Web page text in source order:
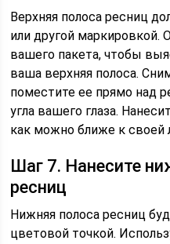
Верхняя полоса ресниц
или другой маркировкой.
вашего пакета, чтобы
ваша верхняя полоса.
поместите ее прямо над
угла вашего глаза.
как можно ближе к своей
Шаг 7. Нанесите
ресниц
Нижняя полоса ресниц
цветовой точкой.